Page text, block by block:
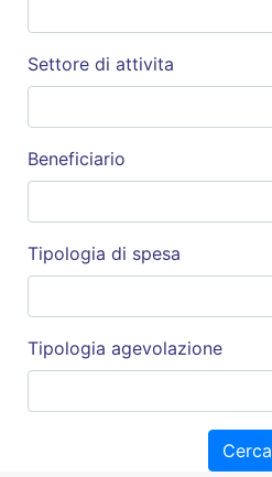
Settore di attivita
Beneficiario
Tipologia di spesa
Tipologia agevolazione
Cerca